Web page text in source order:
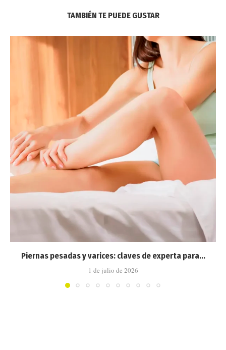
TAMBIÉN TE PUEDE GUSTAR
Piernas pesadas y varices: claves de experta para...
1 de julio de 2026